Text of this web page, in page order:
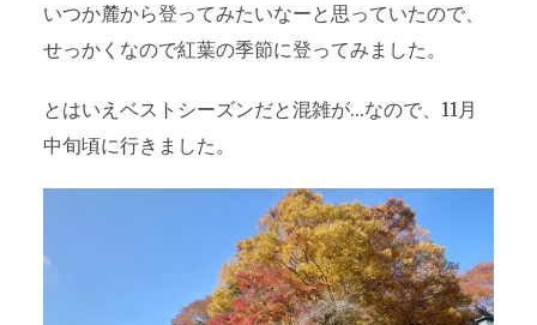
いつか麓から登ってみたいなーと思っていたので、
せっかくなので紅葉の季節に登ってみました。
とはいえベストシーズンだと混雑が…なので、11月
中旬頃に行きました。